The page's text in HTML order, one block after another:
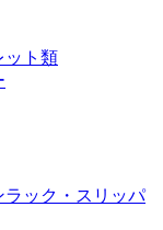
ット類
ラック・スリッパ